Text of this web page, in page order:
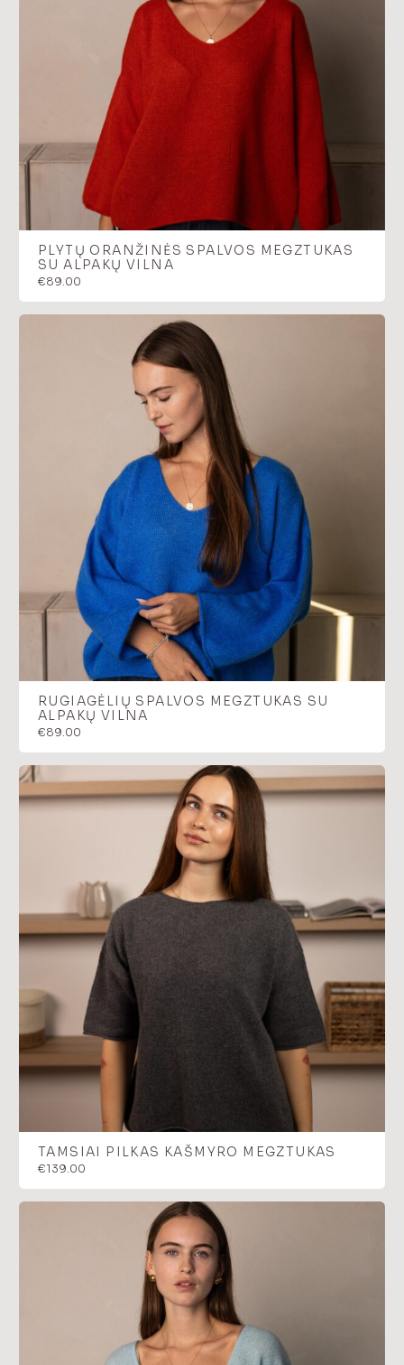
PLYTŲ ORANŽINĖS SPALVOS MEGZTUKAS
SU ALPAKŲ VILNA
€89.00
RUGIAGĖLIŲ SPALVOS MEGZTUKAS SU
ALPAKŲ VILNA
€89.00
TAMSIAI PILKAS KAŠMYRO MEGZTUKAS
€139.00